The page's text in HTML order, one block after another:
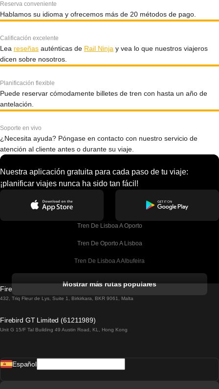
Reserva conveniente
Hablamos su idioma y ofrecemos más de 20 métodos de pago.
Calificación excelente
Lea reseñas auténticas de Rail Ninja y vea lo que nuestros viajeros
dicen sobre nosotros.
Planificación flexible
Puede reservar cómodamente billetes de tren con hasta un año de
antelación.
Soporte en vivo
¿Necesita ayuda? Póngase en contacto con nuestro servicio de
atención al cliente antes o durante su viaje.
Nuestra aplicación gratuita para cada paso de tu viaje:
¡planificar viajes nunca ha sido tan fácil!
Tren De Lisboa A Oporto
Tren De Oporto A Lisboa
Tren De Lisboa A Albufeira
Tren De Lisboa A Lagos
Tren De Lisboa A Madrid
Mostrar más rutas populares
Firebird GT Limited (OC 1451)
432, Triq Fleur de Lys, Suite 1, Birkirkara, BKR 9061, Malta
Firebird GT Limited (61211989)
Unit G 15/F Tal Building 49 Austin Road, KL, Hong Kong
Español